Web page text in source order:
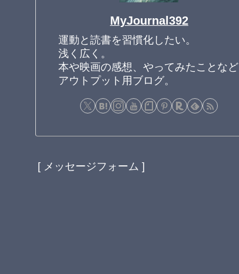
MyJournal392
運動と読書を習慣化したい。
浅く広く。
本や映画の感想、やってみたことなど
アウトプット用ブログ。
[ メッセージフォーム ]